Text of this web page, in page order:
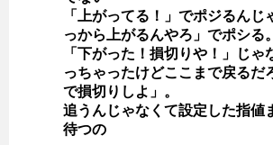
「上がってる！」でポジるんじ
っから上がるんやろ」でポシる。
「下がった！損切りや！」じゃ
っちゃったけどここまで戻るだ
で損切りしよ」。
追うんじゃなくて設定した指値
待つの